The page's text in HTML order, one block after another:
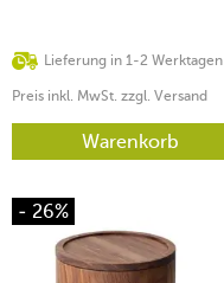
Lieferung in 1-2 Werktagen
Preis inkl. MwSt. zzgl. Versand
Warenkorb
- 26%